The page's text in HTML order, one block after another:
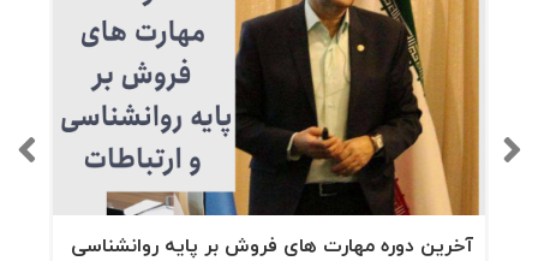
آخرین دوره مهارت های فروش بر پایه روانشناسی